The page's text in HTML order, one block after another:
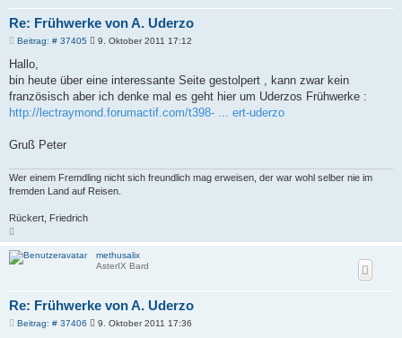
e
n
Re: Frühwerke von A. Uderzo
Beitrag: # 37405 B
r
a
9. Oktober 2011 17:12
Hallo,
bin heute über eine interessante Seite gestolpert , kann zwar kein
französisch aber ich denke mal es geht hier um Uderzos Frühwerke :
http://lectraymond.forumactif.com/t398- ... ert-uderzo
Gruß Peter
Wer einem Fremdling nicht sich freundlich mag erweisen, der war wohl selber nie im
fremden Land auf Reisen.
Rückert, Friedrich
c
h
n
methusalix
AsterIX Bard
Re: Frühwerke von A. Uderzo
Beitrag: # 37406 B 9. Oktober 2011 17:36